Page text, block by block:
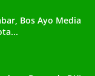
Bos Ayo Media